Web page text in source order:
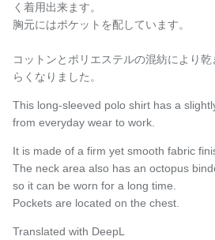
く着用出来ます。
胸元にはポケットを配しています。
コットンとポリエステルの混紡により
らくなりました。
This long-sleeved polo shirt has a
from everyday wear to work.
It is made of a firm yet smooth fabric
The neck area also has an octopus
so it can be worn for a long time.
Pockets are located on the chest.
Translated with DeepL